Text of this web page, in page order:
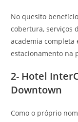
No quesito
cobertura, serviços
academia completa
estacionamento na
2- Hotel
Downtown
Como o próprio